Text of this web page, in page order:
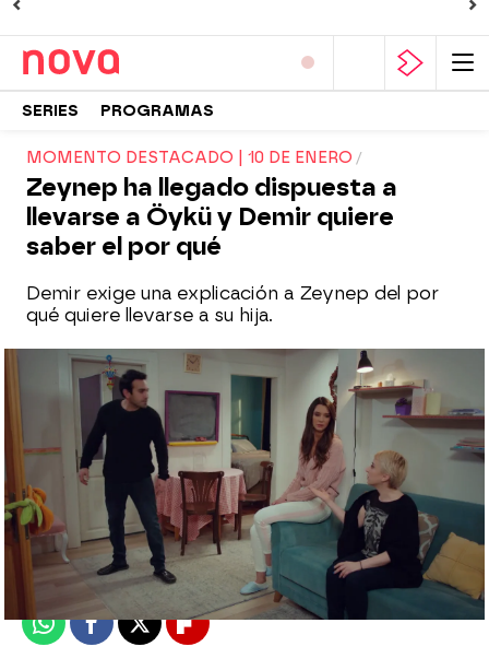
SERIES PROGRAMAS
MOMENTO DESTACADO | 10 DE ENERO
Zeynep ha llegado dispuesta a
llevarse a Öykü y Demir quiere
saber el por qué
Demir exige una explicación a Zeynep del por
qué quiere llevarse a su hija.
Nova
Publicado:10 de enero de 2023, 16:34
WhatsappFacebook
X Flipboard